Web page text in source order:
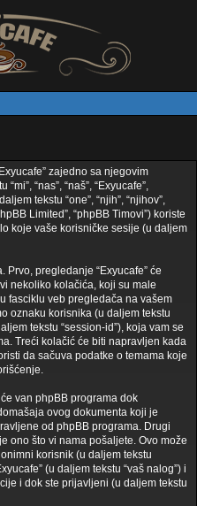
zajedno sa njegovim
“nas”, “naš”, “Exyucafe”,
tekstu “one”, “njih”, “njihov”,
Limited”, “phpBB Timovi”) koriste
koje vaše korisničke sesije (u daljem
pregledanje “Exyucafe” će
nekoliko kolačića, koji su male
fasciklu veb pregledača na vašem
oznaku korisnika (u daljem tekstu
tekstu “session-id”), koja vam se
Treći kolačić će biti napravljen kada
da sačuva podatke o temama koje
van phpBB programa dok
ovog dokumenta koji je
od phpBB programa. Drugi
ono što vi nama pošaljete. Ovo može
korisnik (u daljem tekstu
(u daljem tekstu “vaš nalog”) i
i dok ste prijavljeni (u daljem tekstu